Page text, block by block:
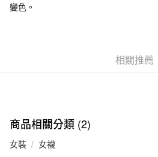
台新國際商業銀行
運送方式
每筆NT$65，滿NT$1,000(含以上)免運費
付款後7-11取貨
變色。
相關推薦
商品相關分類 (2)
女裝
女襪